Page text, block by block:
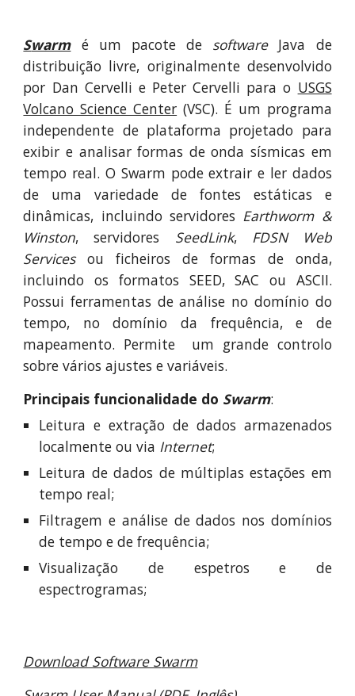
Swarm é um pacote de softwareJava de
distribuição livre, originalmente desenvolvido
por Dan Cervelli e Peter Cervelli para o USGS
Volcano Science Center (VSC). É um programa
independente de plataforma projetado para
exibir e analisar formas de onda sísmicas em
tempo real. O Swarm pode extrair e ler dados
de uma variedade de fontes estáticas e
dinâmicas, incluindo servidores Earthworm &
Winston, servidores SeedLink, FDSN Web
Servicesou ficheiros de formas de onda,
incluindo os formatos SEED, SAC ou ASCII.
Possui ferramentas de análise no domínio do
tempo, no domínio da frequência, e de
mapeamento. Permite um grande controlo
sobre vários ajustes e variáveis.
Principais funcionalidade do Swarm:
Leitura e extração de dados armazenados
localmenteou via Internet;
Leitura de dados de múltiplas estações em
tempo real;
Filtragem e análise de dados nos domínios
de tempo e de frequência;
Visualização de espetros e de
espectrogramas;
Download Software Swarm